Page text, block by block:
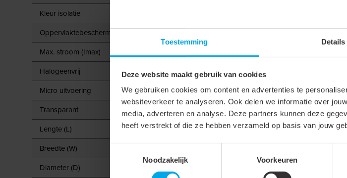
Toestemming Details
Deze website maakt gebruik van cookies
We gebruiken cookies om content en advertenties te
websiteverkeer te analyseren. Ook delen we informatie over
media, adverteren en analyse. Deze partners kunnen deze
heeft verstrekt of die ze hebben verzameld op basis van jouw
Noodzakelijk
Voorkeuren
Kleur isolatie
Oppervlaktebescherming
Max. stroom (Imax)
Halogeenvrij
Micro uitvoering
Transparant
Lengte (L)
Breedte (W)
Diameter (D)